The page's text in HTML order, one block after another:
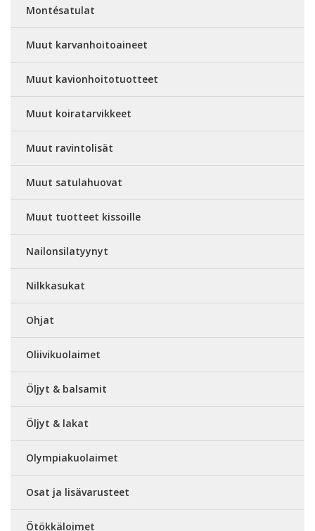
Montésatulat
Muut karvanhoitoaineet
Muut kavionhoitotuotteet
Muut koiratarvikkeet
Muut ravintolisät
Muut satulahuovat
Muut tuotteet kissoille
Nailonsilatyynyt
Nilkkasukat
Ohjat
Oliivikuolaimet
Öljyt & balsamit
Öljyt & lakat
Olympiakuolaimet
Osat ja lisävarusteet
Ötökkäloimet